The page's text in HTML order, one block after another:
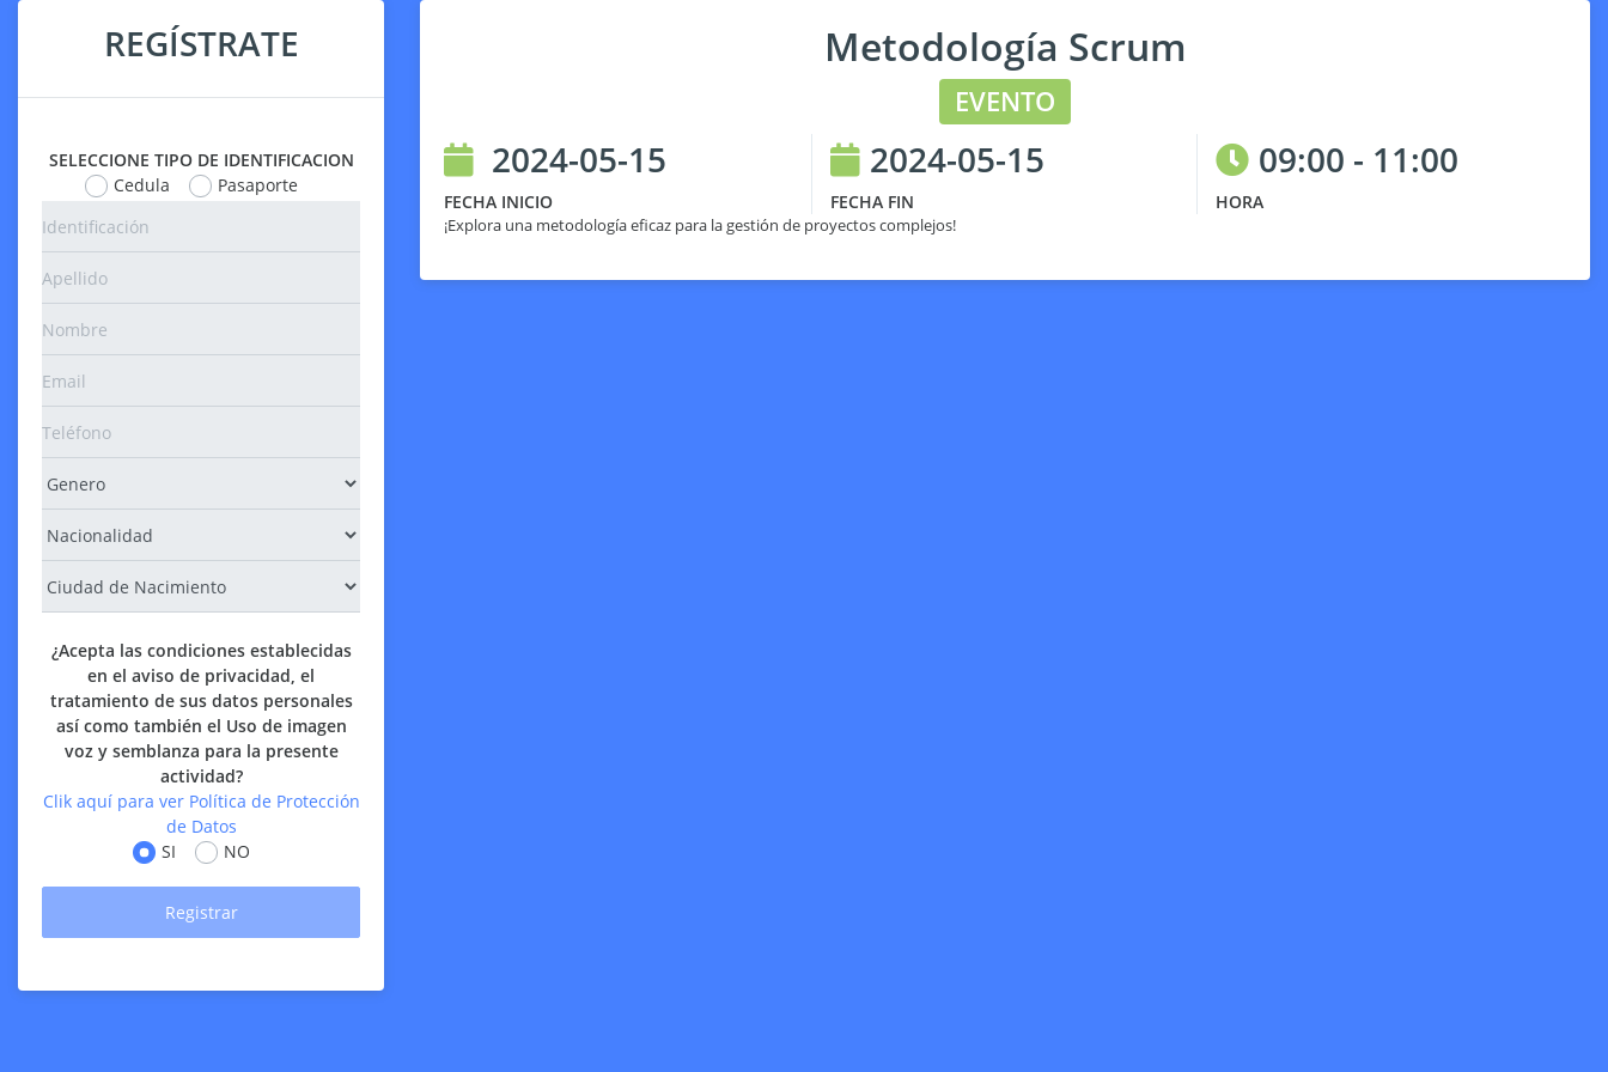
REGÍSTRATE
SELECCIONE TIPO DE IDENTIFICACION
Cedula
Pasaporte
¿Acepta las condiciones establecidas
en el aviso de privacidad, el
tratamiento de sus datos personales
así como también el Uso de imagen
voz y semblanza para la presente
actividad?
Clik aquí para ver Política de Protección
de Datos
SI
NO
Registrar
Metodología Scrum
EVENTO
2024-05-15
FECHA INICIO
2024-05-15
FECHA FIN
09:00 - 11:00
HORA
¡Explora una metodología eficaz para la gestión de proyectos complejos!